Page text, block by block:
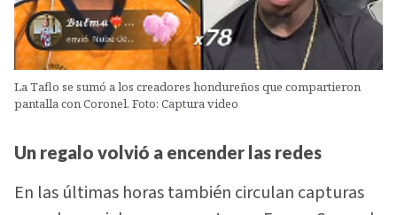
La Taflo se sumó a los creadores hondureños que compartieron
pantalla con Coronel. Foto: Captura video
Un regalo volvió a encender las redes
En las últimas horas también circulan capturas